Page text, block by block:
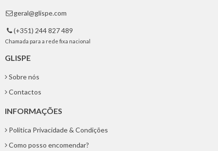
 geral@glispe.com
 (+351) 244 827 489
Chamada para a rede fixa nacional
GLISPE
Sobre nós
Contactos
INFORMAÇÕES
Politica Privacidade & Condições
Como posso encomendar?